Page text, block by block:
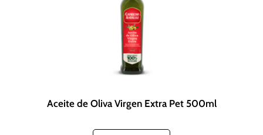
Aceite de Oliva Virgen Extra Pet 500ml